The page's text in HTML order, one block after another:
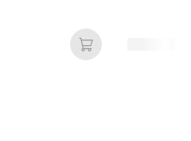
Añadir a la cesta